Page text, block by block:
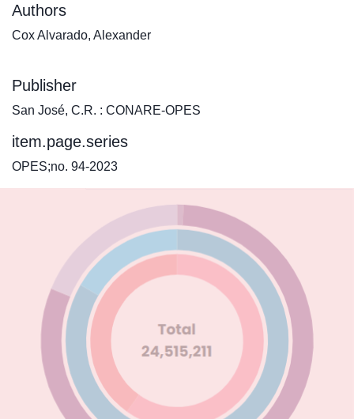
Authors
Cox Alvarado, Alexander
Publisher
San José, C.R. : CONARE-OPES
item.page.series
OPES;no. 94-2023